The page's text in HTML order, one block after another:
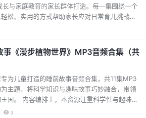
与家庭教育的家长群体打造。每一集围绕一个
松、实用的方式帮助家长应对日常育儿挑战。
：从孩子闹脾气、撒谎、骂脏话，到断奶、长
巧与心理支持：不仅提供具体的行为引导方法
面语言的力量”），还关注妈妈自身的情绪管理
要请病假”），体现对育儿者心理健康的关怀。
Feiera…...
事《漫步植物世界》MP3音频合集（共
专为儿童打造的睡前故事音频合集，共11集MP3
主题，将科学知识与趣味故事巧妙融合，带领
国。 内容编排上，本资源注重科学性与趣味性
最新的植物学知识以生动易懂的方式呈现给孩
0